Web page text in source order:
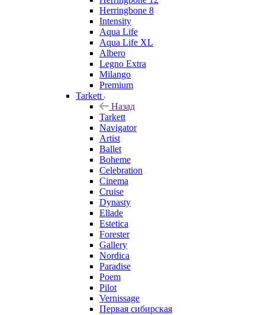
Herringbone 8
Intensity
Aqua Life
Aqua Life XL
Albero
Legno Extra
Milango
Premium
Tarkett
Назад
Tarkett
Navigator
Artist
Ballet
Boheme
Celebration
Cinema
Cruise
Dynasty
Ellade
Estetica
Forester
Gallery
Nordica
Paradise
Poem
Pilot
Vernissage
Первая сибирская